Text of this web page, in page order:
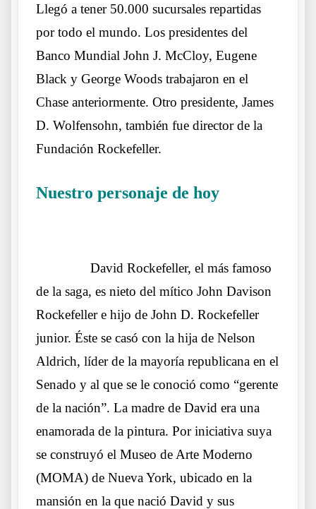
Llegó a tener 50.000 sucursales repartidas
por todo el mundo. Los presidentes del
Banco Mundial John J. McCloy, Eugene
Black y George Woods trabajaron en el
Chase anteriormente. Otro presidente, James
D. Wolfensohn, también fue director de la
Fundación Rockefeller.
Nuestro personaje de hoy
David Rockefeller, el más famoso
de la saga, es nieto del mítico John Davison
Rockefeller e hijo de John D. Rockefeller
junior. Éste se casó con la hija de Nelson
Aldrich, líder de la mayoría republicana en el
Senado y al que se le conoció como “gerente
de la nación”. La madre de David era una
enamorada de la pintura. Por iniciativa suya
se construyó el Museo de Arte Moderno
(MOMA) de Nueva York, ubicado en la
mansión en la que nació David y sus